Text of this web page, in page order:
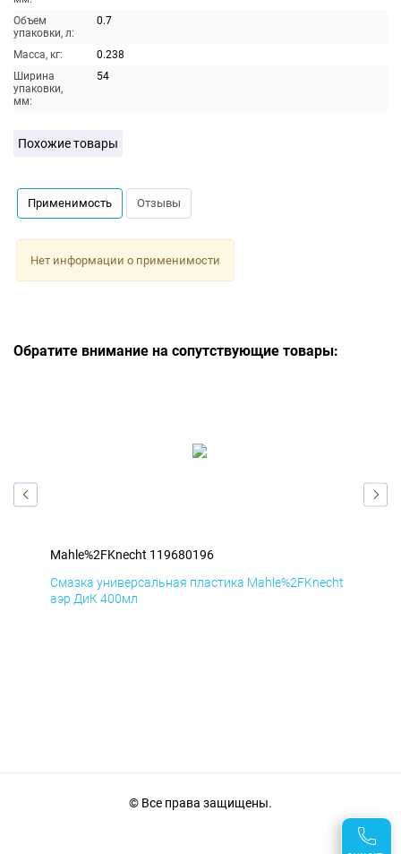
Объем
упаковки, л:
0.7
Масса, кг:
0.238
Ширина
упаковки,
мм:
54
Похожие товары
Применимость Отзывы
Нет информации о применимости
Обратите внимание на сопутствующие товары:
Mahle%2FKnecht 119680196
Смазка универсальная пластика Mahle%2FKnecht
аэр ДиК 400мл
© Все права защищены.